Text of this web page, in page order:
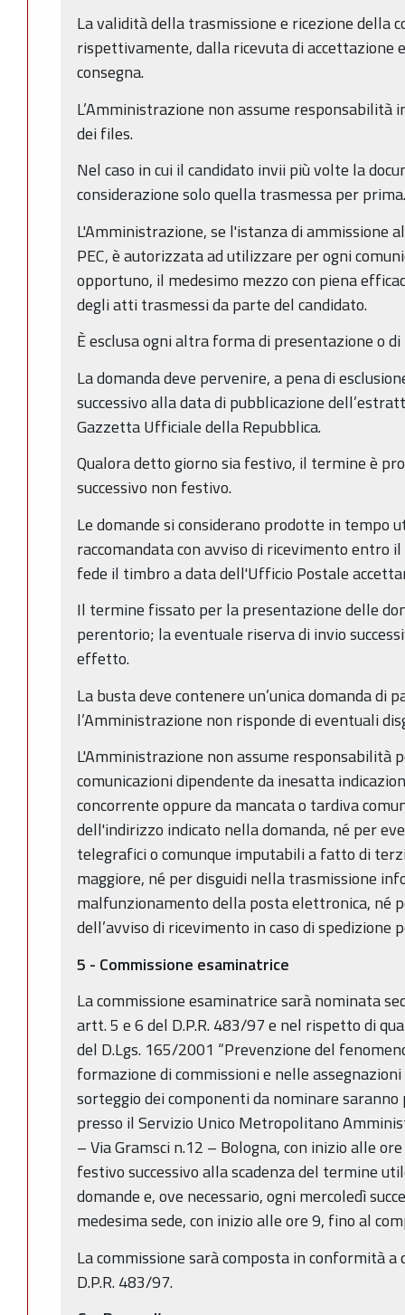
La validità della trasmissione e ricezione della
rispettivamente, dalla ricevuta di accettazione
consegna.
L’Amministrazione non assume responsabilità
dei files.
Nel caso in cui il candidato invii più volte la
considerazione solo quella trasmessa per prima.
L'Amministrazione, se l'istanza di ammissione
PEC, è autorizzata ad utilizzare per ogni
opportuno, il medesimo mezzo con piena
degli atti trasmessi da parte del candidato.
È esclusa ogni altra forma di presentazione o
La domanda deve pervenire, a pena di
successivo alla data di pubblicazione
Gazzetta Ufficiale della Repubblica.
Qualora detto giorno sia festivo, il termine è
successivo non festivo.
Le domande si considerano prodotte in tempo
raccomandata con avviso di ricevimento entro
fede il timbro a data dell'Ufficio Postale
Il termine fissato per la presentazione delle
perentorio; la eventuale riserva di invio
effetto.
La busta deve contenere un’unica domanda di
l’Amministrazione non risponde di eventuali
L'Amministrazione non assume responsabilità
comunicazioni dipendente da inesatta
concorrente oppure da mancata o tardiva
dell'indirizzo indicato nella domanda, né per
telegrafici o comunque imputabili a fatto di
maggiore, né per disguidi nella trasmissione
malfunzionamento della posta elettronica, né
dell’avviso di ricevimento in caso di spedizione
5 - Commissione esaminatrice
La commissione esaminatrice sarà nominata
artt. 5 e 6 del D.P.R. 483/97 e nel rispetto di
del D.Lgs. 165/2001 “Prevenzione del
formazione di commissioni e nelle
sorteggio dei componenti da nominare
presso il Servizio Unico Metropolitano
– Via Gramsci n.12 – Bologna, con inizio alle
festivo successivo alla scadenza del termine
domande e, ove necessario, ogni mercoledì
medesima sede, con inizio alle ore 9, fino al
La commissione sarà composta in conformità
D.P.R. 483/97.